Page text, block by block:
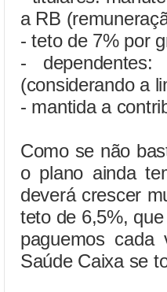
a RB
- teto de 7% por
-
(considerando a
- mantida a
Como se não
o plano ainda
deverá crescer
teto de 6,5%,
paguemos
Saúde Caixa se